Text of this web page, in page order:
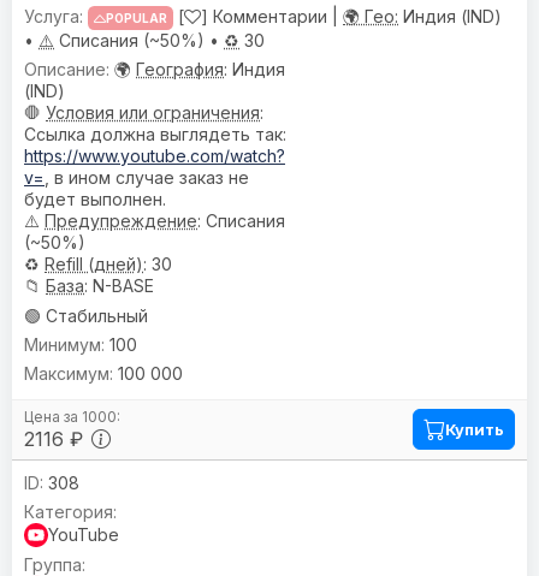
POPULAR [ ] Комментарии | 🌍 Гео: Индия (IND)
• ⚠️ Списания (~50%) • ♻️ 30
🌍 География: Индия
(IND)
🛑 Условия или ограничения:
Ссылка должна выглядеть так:
https://www.youtube.com/watch?
v= , в ином случае заказ не
будет выполнен.
⚠️ Предупреждениe: Списания
(~50%)
♻️ Refill (дней): 30
📁 База: N-BASE
🟢 Стабильный
2116 ₽
100
100 000
Купить
308
YouTube